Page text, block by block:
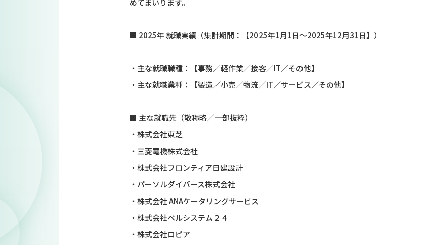
めてまいります。
■ 2025年 就職実績（集計期間：【2025年1月1日〜2025年12月31日】）
・主な就職職種：【事務／軽作業／接客／IT／その他】
・主な就職業種：【製造／小売／物流／IT／サービス／その他】
■ 主な就職先（敬称略／一部抜粋）
・株式会社東芝
・三菱電機株式会社
・株式会社フロンティア日建設計
・パーソルダイバース株式会社
・株式会社 ANAケータリングサービス
・株式会社ベルシステム２４
・株式会社ロピア